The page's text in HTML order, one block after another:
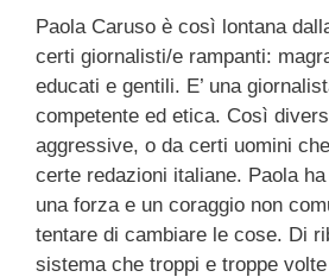
Paola Caruso è così lontana
certi giornalisti/e rampanti:
educati e gentili. E’ una
competente ed etica. Così
aggressive, o da certi uomini
certe redazioni italiane. Paola
una forza e un coraggio non
tentare di cambiare le cose. Di
sistema che troppi e troppe